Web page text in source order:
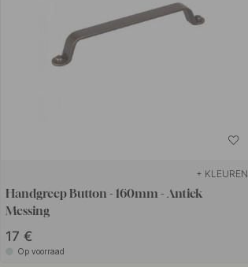
+ KLEUREN
Handgreep Button - 160mm - Antiek
Messing
17 €
Op voorraad